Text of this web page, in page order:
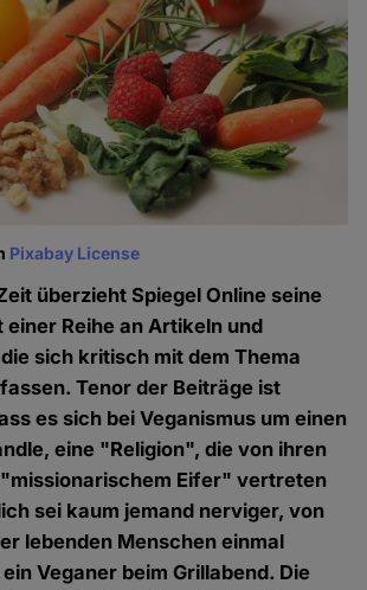
Pixabay License
überzieht Spiegel Online seine
Reihe an Artikeln und
sich kritisch mit dem Thema
Tenor der Beiträge ist
es sich bei Veganismus um einen
eine "Religion", die von ihren
Eifer" vertreten
sei kaum jemand nerviger, von
lebenden Menschen einmal
Veganer beim Grillabend. Die